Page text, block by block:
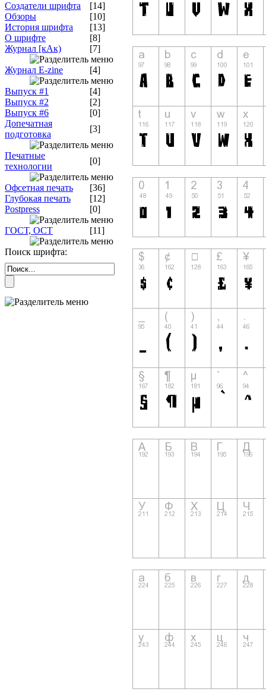
Создатели шрифта
[14]
Обзоры
[10]
История шрифта
[13]
О шрифте
[8]
Журнал [кАк)
[7]
Журнал E-zine [4]
Выпуск #1
[4]
Выпуск #2
[2]
Выпуск #6
[0]
Допечатная
подготовка
[3]
Печатные
технологии
[0]
Офсетная печать
[36]
Глубокая печать
[12]
Postpress
[0]
ГОСТ, ОСТ [11]
Поиск шрифта: